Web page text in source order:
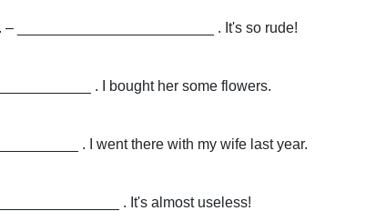
________________________ . It's so rude!
. I bought her some flowers.
. I went there with my wife last year.
. It's almost useless!